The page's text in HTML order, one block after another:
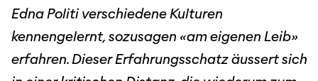
Edna Politi verschiedene Kulturen
kennengelernt, sozusagen «am eigenen Leib»
erfahren. Dieser Erfahrungsschatz äussert sich